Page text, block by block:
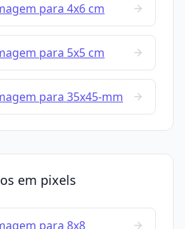
para 4x6 cm
para 5x5 cm
para 35x45-mm
em pixels
para 8x8